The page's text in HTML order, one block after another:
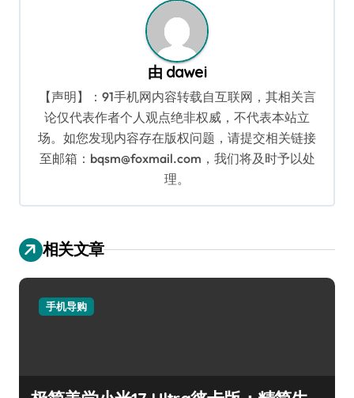
由 dawei
【声明】：91手机网内容转载自互联网，其相关言
论仅代表作者个人观点绝非权威，不代表本站立
场。如您发现内容存在版权问题，请提交相关链接
至邮箱：bqsm@foxmail.com，我们将及时予以处
理。
相关文章
手机导购